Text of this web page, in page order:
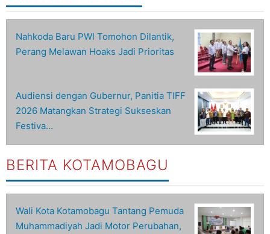
Nahkoda Baru PWI Tomohon Dilantik,
Perang Melawan Hoaks Jadi Prioritas
Audiensi dengan Gubernur, Panitia TIFF
2026 Matangkan Strategi Sukseskan
Festiva…
BERITA KOTAMOBAGU
Wali Kota Kotamobagu Tantang Pemuda
Muhammadiyah Jadi Motor Perubahan,